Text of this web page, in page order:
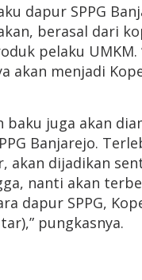
dapur SPPG
berasal dari
pelaku UMKM.
akan menjadi
baku juga akan
Banjarejo.
akan dijadikan
nanti akan
dapur SPPG,
pungkasnya.